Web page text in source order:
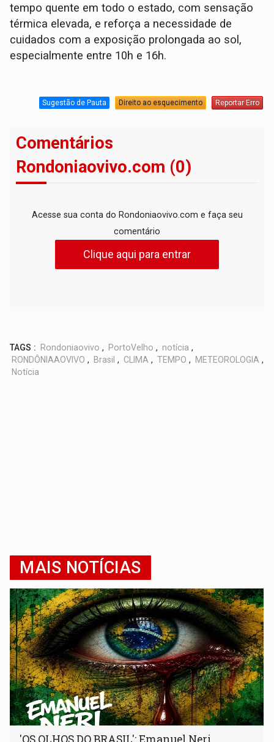
tempo quente em todo o estado, com sensação
térmica elevada, e reforça a necessidade de
cuidados com a exposição prolongada ao sol,
especialmente entre 10h e 16h.
Sugestão de Pauta Direito ao esquecimento Reportar Erro
Comentários
Rondoniaovivo.com (0)
Acesse sua conta do Rondoniaovivo.com e faça seu
comentário
Clique aqui para entrar
TAGS : Rondoniaovivo , PortoVelho , notícia ,
RONDÔNIAAOVIVO , Brasil , CLIMA , TEMPO , METEOROLOGIA ,
Notícia
MAIS NOTÍCIAS